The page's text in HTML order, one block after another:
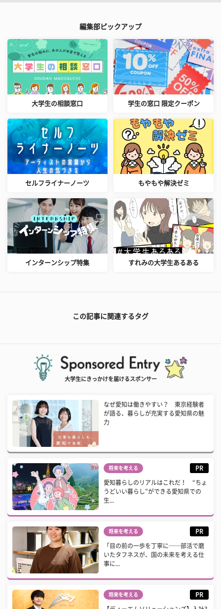
編集部ピックアップ
大学生の相談窓口 学生の窓口 限定クーポン
セルフライナーノーツ もやもや解決ゼミ
インターンシップ特集 すれみの大学生あるある
この記事に関連するタグ
大学生にきっかけを届けるスポンサー
なぜ愛知は働きやすい？ 東京経験者
が語る、暮らしが充実する愛知県の魅
力
将来を考える PR
愛知暮らしのリアルはこれだ！ “ちょ
うどいい暮らし”ができる愛知県での
生...
将来を考える PR
「目の前の一歩を丁寧に──部活で磨
いたタフネスが、国の未来を考える仕
事に...
将来を考える PR